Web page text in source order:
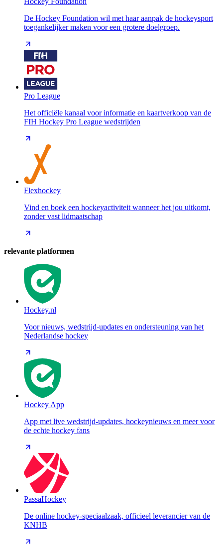
De Hockey Foundation wil met haar aanpak de hockeysport
toegankelijker maken voor een grotere doelgroep.
Pro League
Het officiële kanaal voor informatie en kaartverkoop van de
FIH Hockey Pro League wedstrijden
Flexhockey
Vind en boek een hockeyactiviteit wanneer het jou uitkomt,
zonder vast lidmaatschap
relevante platformen
Hockey.nl
Voor nieuws, wedstrijd-updates en ondersteuning van het
Nederlandse hockey
Hockey App
App met live wedstrijd-updates, hockeynieuws en meer voor
de echte hockey fans
PassaHockey
De online hockey-speciaalzaak, officieel leverancier van de
KNHB